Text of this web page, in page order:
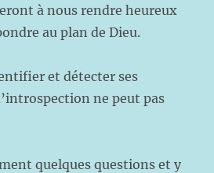
à nous rendre heureux
au plan de Dieu.
et détecter ses
ne peut pas
quelques questions et y